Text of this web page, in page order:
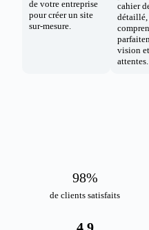
de votre entreprise
pour créer un site
sur-mesure.
cahier
vision
attentes.
de clients satisfaits
98%